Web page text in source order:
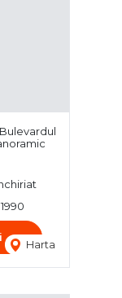
Harta
1990